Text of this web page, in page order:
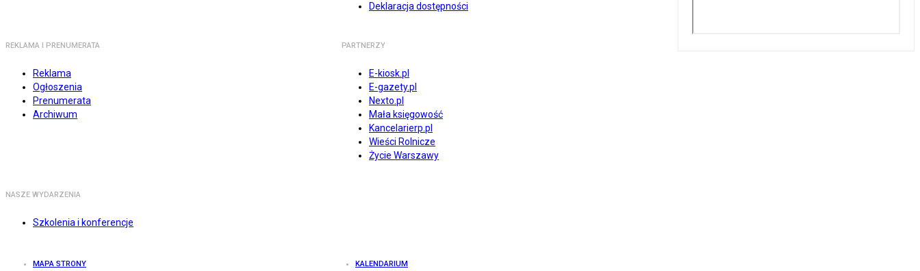
Deklaracja dostępności
REKLAMA I PRENUMERATA
Reklama
Ogłoszenia
Prenumerata
Archiwum
PARTNERZY
E-kiosk.pl
E-gazety.pl
Nexto.pl
Mała księgowość
Kancelarierp.pl
Wieści Rolnicze
Życie Warszawy
NASZE WYDARZENIA
Szkolenia i konferencje
MAPA STRONY KALENDARIUM